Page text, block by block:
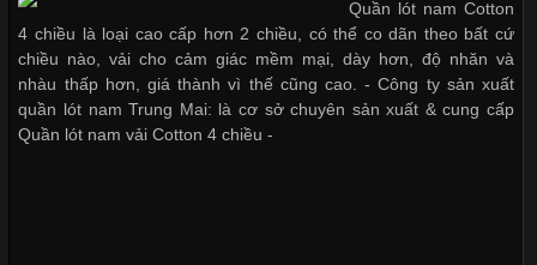
Cập nhật 2026-05-21 14:59:25
Trong những năm gần đây, vải Bamboo đang trở thành một
trong những chất liệu được yêu thích trong ngành thời trang
nhờ đặc tính mềm mại, thoáng khí và thân thiện với môi trường.
Không chỉ được ứng dụng trong quần áo thường ngày, loại vải
Những mẩu quần lót nam thông dụng hiện nay
Bộ sưu tập quần lót nam Boxer TpHCM
Quần lót nam Cotton
4 chiều là loại cao cấp hơn 2 chiều, có thể co dãn theo bất cứ
chiều nào, vải cho cảm giác mềm mại, dày hơn, độ nhăn và
nhàu thấp hơn, giá thành vì thế cũng cao. - Công ty sản xuất
quần lót nam Trung Mai: là cơ sở chuyên sản xuất & cung cấp
Quần lót nam vải Cotton 4 chiều -